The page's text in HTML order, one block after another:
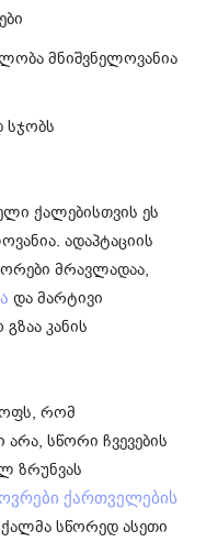
მნიშვნელოვანია
სჯობს
ქალებისთვის ეს
ადაპტაციის
მრავლადაა,
და მარტივი
კანის
რომ
სწორი ჩვევების
ზრუნვას
ქართველების
ქალმა სწორედ ასეთი